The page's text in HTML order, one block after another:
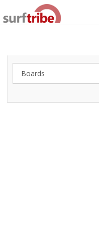
HOME